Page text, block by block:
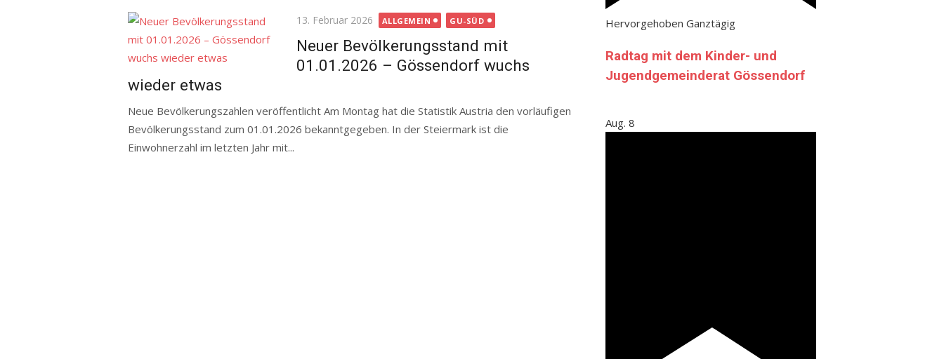
Posted
13. Februar 2026 ALLGEMEIN GU-SÜD
Neuer Bevölkerungsstand mit
01.01.2026 – Gössendorf wuchs
wieder etwas
Neue Bevölkerungszahlen veröffentlicht Am Montag hat die Statistik Austria den vorläufigen
Bevölkerungsstand zum 01.01.2026 bekanntgegeben. In der Steiermark ist die
Einwohnerzahl im letzten Jahr mit...
Hervorgehoben Ganztägig
Radtag mit dem Kinder- und
Jugendgemeinderat Gössendorf
Aug. 8